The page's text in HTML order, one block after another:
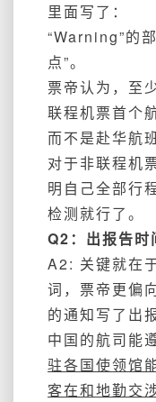
里面写了：
“Warning”的
点”。
票帝认为，至
联程机票首个
而不是赴华航
对于非联程机
明自己全部行
检测就行了。
Q2： 出报告时
A2: 关键就在
词，票帝更偏
的通知写了出
中国的航司能
驻各国使领馆
客在和地勤交